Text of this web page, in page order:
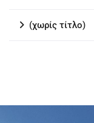
(χωρίς τίτλο)